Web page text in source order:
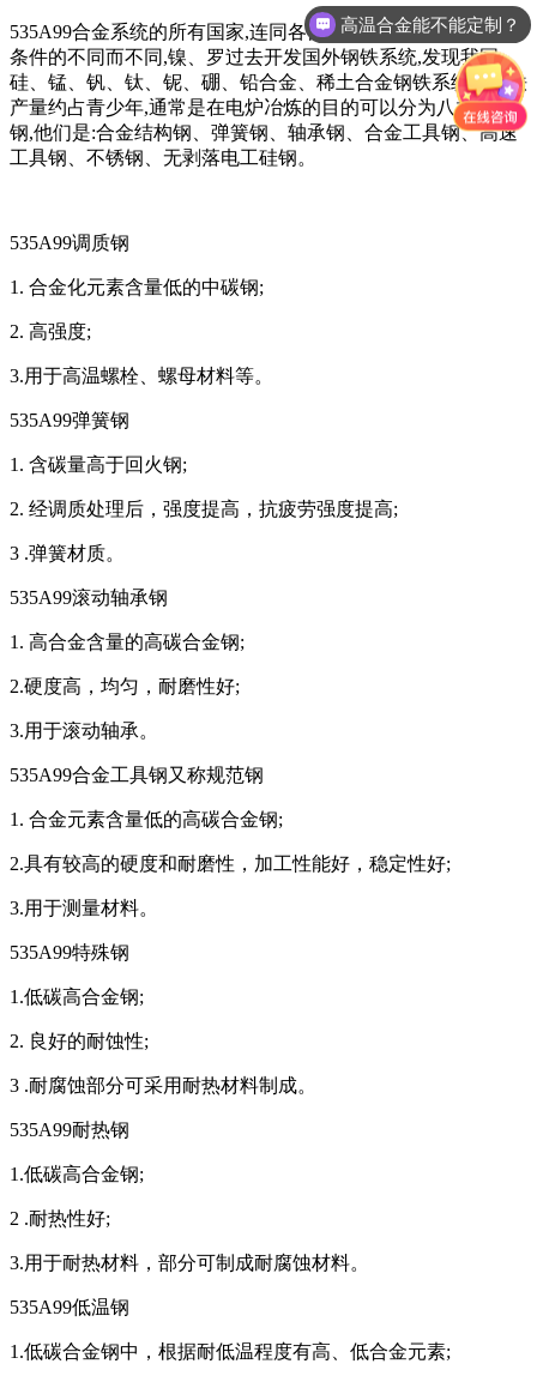
535A99合金系统的所有国家,连同各自的资源情况,生产和使用
条件的不同而不同,镍、罗过去开发国外钢铁系统,发现我国
硅、锰、钒、钛、铌、硼、铅合金、稀土合金钢铁系统在钢铁
产量约占青少年,通常是在电炉冶炼的目的可以分为八类,合金
钢,他们是:合金结构钢、弹簧钢、轴承钢、合金工具钢、高速
工具钢、不锈钢、无剥落电工硅钢。
535A99调质钢
1. 合金化元素含量低的中碳钢;
2. 高强度;
3.用于高温螺栓、螺母材料等。
535A99弹簧钢
1. 含碳量高于回火钢;
2. 经调质处理后，强度提高，抗疲劳强度提高;
3 .弹簧材质。
535A99滚动轴承钢
1. 高合金含量的高碳合金钢;
2.硬度高，均匀，耐磨性好;
3.用于滚动轴承。
535A99合金工具钢又称规范钢
1. 合金元素含量低的高碳合金钢;
2.具有较高的硬度和耐磨性，加工性能好，稳定性好;
3.用于测量材料。
535A99特殊钢
1.低碳高合金钢;
2. 良好的耐蚀性;
3 .耐腐蚀部分可采用耐热材料制成。
535A99耐热钢
1.低碳高合金钢;
2 .耐热性好;
3.用于耐热材料，部分可制成耐腐蚀材料。
535A99低温钢
1.低碳合金钢中，根据耐低温程度有高、低合金元素;
高温合金能不能定制？